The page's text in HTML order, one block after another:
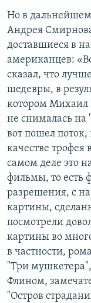
Но в
Андрея
доставшиеся в
американцев:
сказал, что
шедевры, в
котором Михаил
не снималась
вот пошел
качестве
самом деле это
фильмы, то есть
разрешения, с
картины,
посмотрели
картины во
в частности,
"Три
Флином,
"Остров